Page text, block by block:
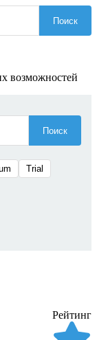
Поиск
возможностей
Поиск
Trial
Рейтинг